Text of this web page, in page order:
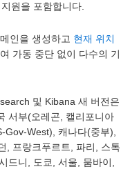
원을 포함합니다.
인을 생성하고 현재 위치
가동 중단 없이 다수의 기
및 Kibana 새 버전은
서부(오레곤, 캘리포니아
Gov-West), 캐나다(중부),
, 프랑크푸르트, 파리, 스톡
드니, 도쿄, 서울, 뭄바이,